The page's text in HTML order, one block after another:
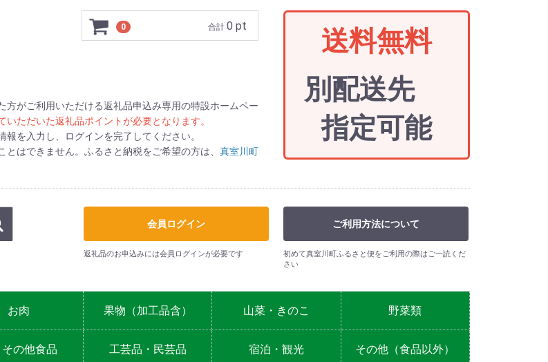
がご利用いただける返礼品申込み専用の特設ホームペー
ただいた返礼品ポイントが必要となります。
を入力し、ログインを完了してください。
はできません。ふるさと納税をご希望の方は、 真室川町
0 合計 0 pt
送料無料
別配送先
指定可能
会員ログイン
返礼品のお申込みには会員ログインが必要です
ご利用方法について
初めて真室川町ふるさと便をご利用の際はご一読くだ
さい
お肉 果物（加工品含） 山菜・きのこ 野菜類
の他食品 工芸品・民芸品 宿泊・観光 その他（食品以外）